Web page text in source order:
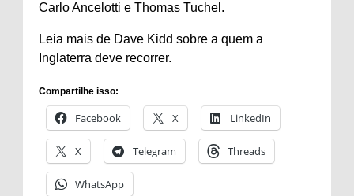
Carlo Ancelotti e Thomas Tuchel.
Leia mais de Dave Kidd sobre a quem a
Inglaterra deve recorrer.
Compartilhe isso:
Facebook X LinkedIn
X Telegram Threads
WhatsApp